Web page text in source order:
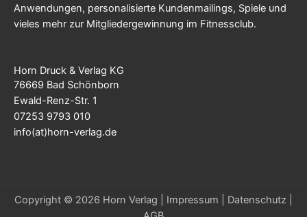
Anwendungen, personalisierte Kundenmailings, Spiele und
vieles mehr zur Mitgliedergewinnung im Fitnessclub.
Horn Druck & Verlag KG
76669 Bad Schönborn
Ewald-Renz-Str. 1
07253 9793 010
info(at)horn-verlag.de
Copyright © 2026 Horn Verlag | Impressum Datenschutz